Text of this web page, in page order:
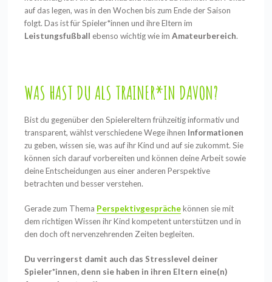
auf das legen, was in den Wochen bis zum Ende der Saison
folgt. Das ist für Spieler*innen und ihre Eltern im
Leistungsfußball ebenso wichtig wie imAmateurbereich.
WAS HAST DU ALS TRAINER*IN DAVON?
Bist du gegenüber den Spielereltern frühzeitig informativ und
transparent, wählst verschiedene Wege ihnen Informationen
zu geben, wissen sie, was auf ihr Kind und auf sie zukommt. Sie
können sich darauf vorbereiten und können deine Arbeit sowie
deine Entscheidungen aus einer anderen Perspektive
betrachten und besser verstehen.
Gerade zum Thema Perspektivgesprächekönnen sie mit
dem richtigen Wissen ihr Kind kompetent unterstützen und in
den doch oft nervenzehrenden Zeiten begleiten.
Du verringerst damit auch das Stresslevel deiner
Spieler*innen, denn sie haben in ihren Eltern eine(n)